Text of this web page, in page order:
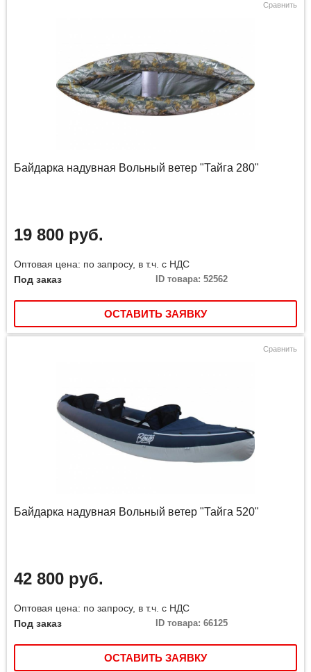
Сравнить
Байдарка надувная Вольный ветер "Тайга 280"
19 800 руб.
Оптовая цена: по запросу, в т.ч. с НДС
Под заказ
ID товара: 52562
ОСТАВИТЬ ЗАЯВКУ
Сравнить
Байдарка надувная Вольный ветер "Тайга 520"
42 800 руб.
Оптовая цена: по запросу, в т.ч. с НДС
Под заказ
ID товара: 66125
ОСТАВИТЬ ЗАЯВКУ